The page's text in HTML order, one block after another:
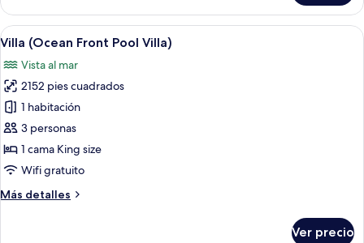
(Panorama
Pool
Villa)
Abrir
todas
las
fotos
de
Villa
(Ocean
Front
Villa)
Una habitación amplia con techo de
7
Villa (Ocean Front Pool Villa)
Vista al mar
2152 pies cuadrados
1 habitación
3 personas
1 cama King size
Wifi gratuito
Más detalles
Más
Ver precio